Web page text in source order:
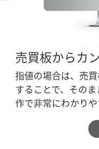
売買板からカ
指値の場合は、売
することで、そのま
作で非常にわかりや